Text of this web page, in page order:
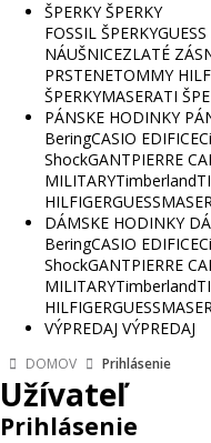
ŠPERKY ŠPERKY
FOSSIL ŠPERKY
NÁUŠNICEZLATÉ
PRSTENETOMMY
ŠPERKYMASERATI
PÁNSKE HODINKY
BeringCASIO EDIFICE
ShockGANTPIERRE
MILITARYTimberland
HILFIGERGUESS
DÁMSKE HODINKY
BeringCASIO EDIFICE
ShockGANTPIERRE
MILITARYTimberland
HILFIGERGUESS
VÝPREDAJ VÝPREDAJ
DOMOV Prihlásenie
Užívateľ
Prihlásenie